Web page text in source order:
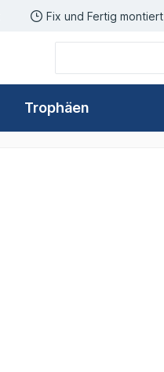
Fix und Fertig montiert
Trophäen